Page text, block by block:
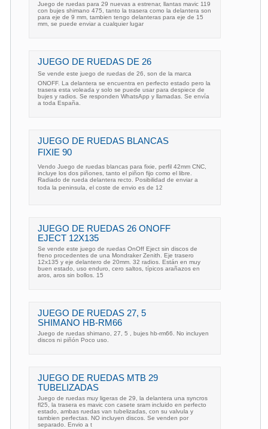
Juego de ruedas para 29 nuevas a estrenar, llantas mavic 119
con bujes shimano 475, tanto la trasera como la delantera son
para eje de 9 mm, tambien tengo delanteras para eje de 15
mm, se puede enviar a cualquier lugar
JUEGO DE RUEDAS DE 26
Se vende este juego de ruedas de 26, son de la marca
ONOFF. La delantera se encuentra en perfecto estado pero la
trasera esta voleada y solo se puede usar para despiece de
bujes y radios. Se responden WhatsApp y llamadas. Se envía
a toda España.
JUEGO DE RUEDAS BLANCAS
FIXIE 90
Vendo Juego de ruedas blancas para fixie, perfil 42mm CNC,
incluye los dos piñones, tanto el piñon fijo como el libre.
Radiado de rueda delantera recto. Posibilidad de enviar a
toda la peninsula, el coste de envio es de 12
JUEGO DE RUEDAS 26 ONOFF
EJECT 12X135
Se vende este juego de ruedas OnOff Eject sin discos de
freno procedentes de una Mondraker Zenith. Eje trasero
12x135 y eje delantero de 20mm. 32 radios. Están en muy
buen estado, uso enduro, cero saltos, típicos arañazos en
aros, aros sin bollos. 15
JUEGO DE RUEDAS 27, 5
SHIMANO HB-RM66
Juego de ruedas shimano, 27, 5 , bujes hb-rm66. No incluyen
discos ni piñón Poco uso.
JUEGO DE RUEDAS MTB 29
TUBELIZADAS
Juego de ruedas muy ligeras de 29, la delantera una syncros
fl25, la trasera es mavic con casete sram incluido en perfecto
estado, ambas ruedas van tubelizadas, con su valvula y
tambien perfectas. NO incluyen discos. Se venden por
separado. Envio a t